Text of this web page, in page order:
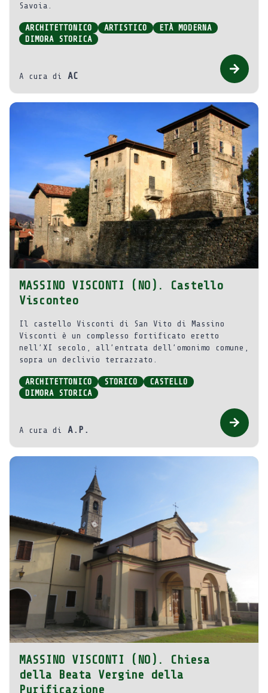
Savoia.
ARCHITETTONICO ARTISTICO
ETÀ MODERNA
DIMORA STORICA
A cura di AC
MASSINO VISCONTI (NO). Castello
Visconteo
Il castello Visconti di San Vito di Massino
Visconti è un complesso fortificato eretto
nell’XI secolo, all’entrata dell’omonimo comune,
sopra un declivio terrazzato.
ARCHITETTONICO STORICO
CASTELLO
DIMORA STORICA
A cura di A.P.
MASSINO VISCONTI (NO). Chiesa
della Beata Vergine della
Purificazione